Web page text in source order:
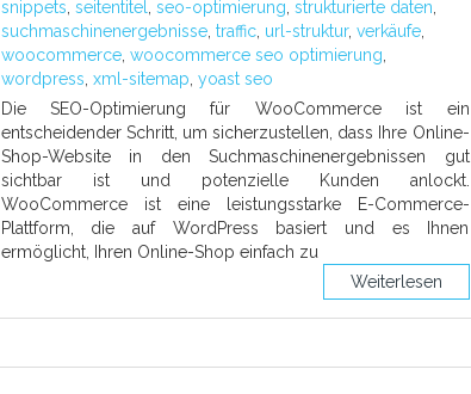
snippets seitentitel seo-optimierung strukturierte daten
suchmaschinenergebnisse, traffic, url-struktur, verkäufe,
woocommerce, woocommerce seo optimierung
wordpress xml-sitemap yoast seo
Die SEO-Optimierung für WooCommerce ist ein
entscheidender Schritt, um sicherzustellen, dass Ihre Online-
Shop-Website in den Suchmaschinenergebnissen gut
sichtbar ist und potenzielle Kunden anlockt.
WooCommerce ist eine leistungsstarke E-Commerce-
Plattform, die auf WordPress basiert und es Ihnen
ermöglicht, Ihren Online-Shop einfach zu
Weiterlesen